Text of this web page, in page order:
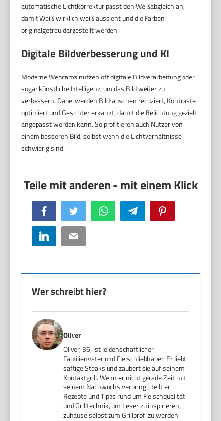
automatische Lichtkorrektur passt den Weißabgleich an,
damit Weiß wirklich weiß aussieht und die Farben
originalgetreu dargestellt werden.
Digitale Bildverbesserung und KI
Moderne Webcams nutzen oft digitale Bildverarbeitung oder
sogar künstliche Intelligenz, um das Bild weiter zu
verbessern. Dabei werden Bildrauschen reduziert, Kontraste
optimiert und Gesichter erkannt, damit die Belichtung gezielt
angepasst werden kann. So profitieren auch Nutzer von
einem besseren Bild, selbst wenn die Lichtverhältnisse
schwierig sind.
Facebook Twitter WhatsApp Telegram
LinkedIn Email
Wer schreibt hier?
Oliver
Oliver, 36, ist leidenschaftlicher
Familienvater und Fleischliebhaber. Er liebt
saftige Steaks und zaubert sie auf seinem
Kontaktgrill. Wenn er nicht gerade Zeit mit
seinem Nachwuchs verbringt, teilt er
Rezepte und Tipps rund um Fleischqualität
und Grilltechnik, um Leser zu inspirieren,
zuhause selbst zum Grillprofi zu werden.